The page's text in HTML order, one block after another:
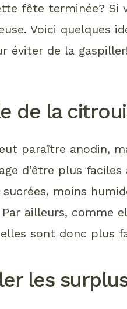
fête terminée? Si
Voici quelques
éviter de la
de la
paraître anodin,
d’être plus
sucrées, moins
Par ailleurs, comme
sont donc plus
les